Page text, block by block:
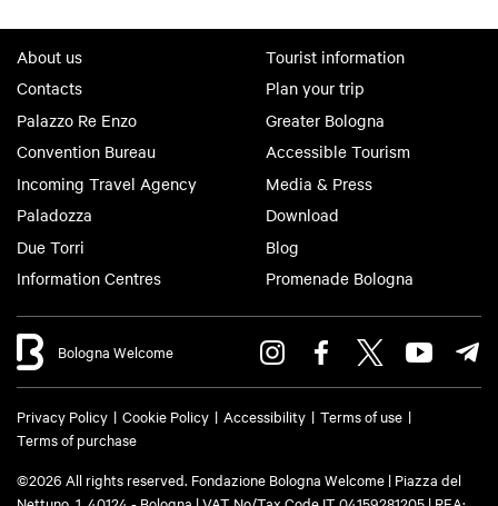
About us
Contacts
Palazzo Re Enzo
Convention Bureau
Incoming Travel Agency
Paladozza
Due Torri
Information Centres
Tourist information
Plan your trip
Greater Bologna
Accessible Tourism
Media & Press
Download
Blog
Promenade Bologna
Bologna Welcome
Privacy Policy Cookie Policy Accessibility
Terms of use
Terms of purchase
©2026 All rights reserved. Fondazione Bologna Welcome | Piazza del